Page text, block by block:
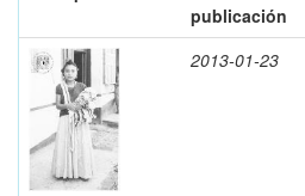
publicación
2013-01-23